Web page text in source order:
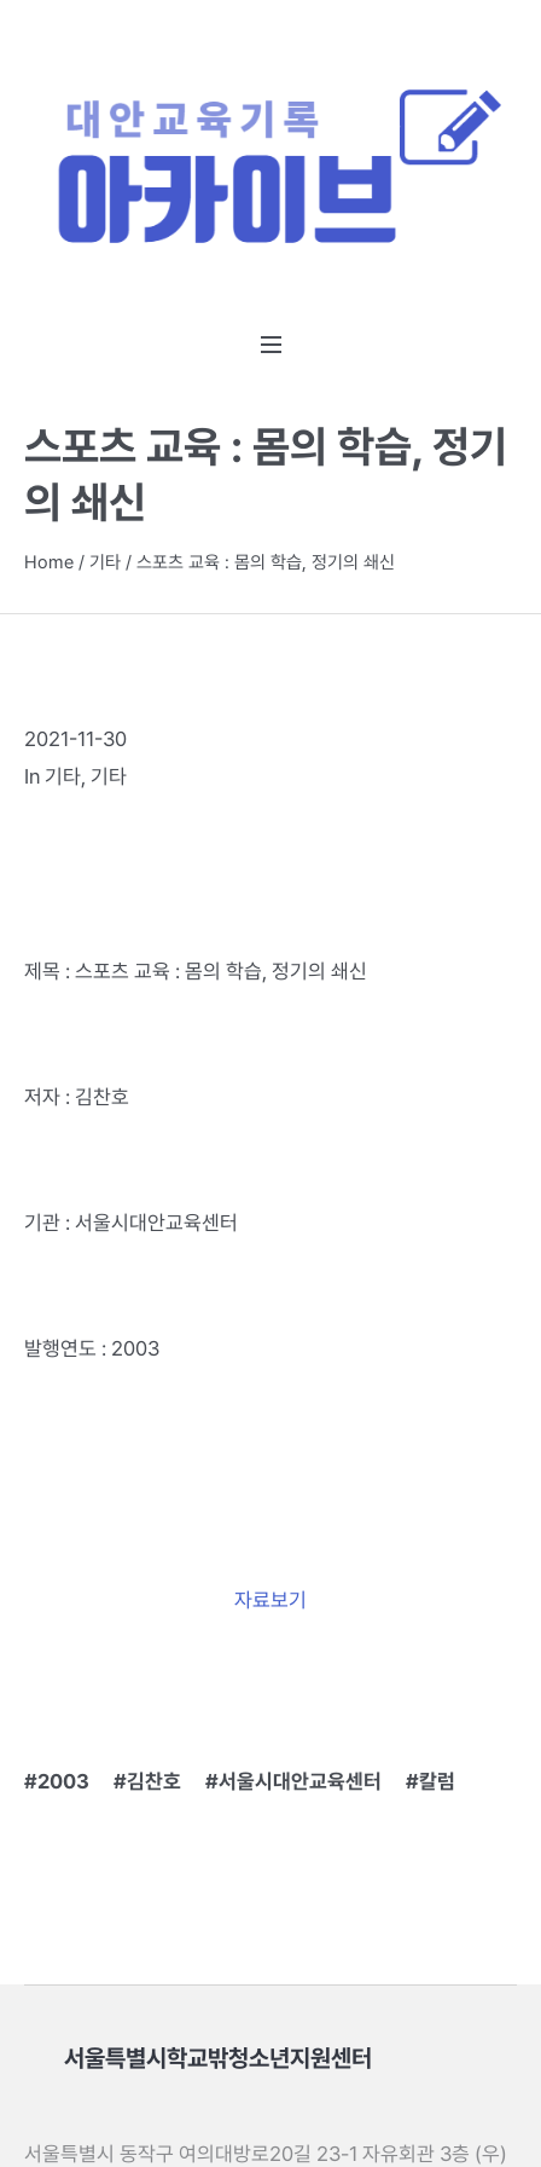
스포츠 교육 : 몸의 학습, 정기
의 쇄신
Home / 기타 / 스포츠 교육 : 몸의 학습, 정기의 쇄신
2021-11-30
In 기타, 기타
제목 : 스포츠 교육 : 몸의 학습, 정기의 쇄신
저자 : 김찬호
기관 : 서울시대안교육센터
발행연도 : 2003
자료보기
2003 김찬호 서울시대안교육센터 칼럼
서울특별시학교밖청소년지원센터
서울특별시 동작구 여의대방로20길 23-1 자유회관 3층 (우)